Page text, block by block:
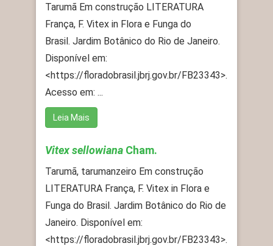
Tarumã Em construção LITERATURA
França, F. Vitex in Flora e Funga do
Brasil. Jardim Botânico do Rio de Janeiro.
Disponível em:
<https://floradobrasil.jbrj.gov.br/FB23343>.
Acesso em: ...
Leia Mais
Vitex sellowiana Cham.
Tarumã, tarumanzeiro Em construção
LITERATURA França, F. Vitex in Flora e
Funga do Brasil. Jardim Botânico do Rio de
Janeiro. Disponível em:
<https://floradobrasil.jbrj.gov.br/FB23343>.